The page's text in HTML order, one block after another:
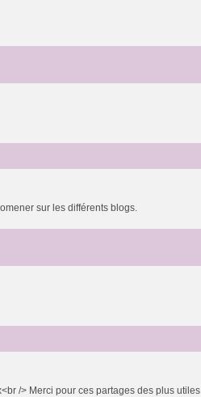
sur les différents blogs.
/> Merci pour ces partages des plus utiles